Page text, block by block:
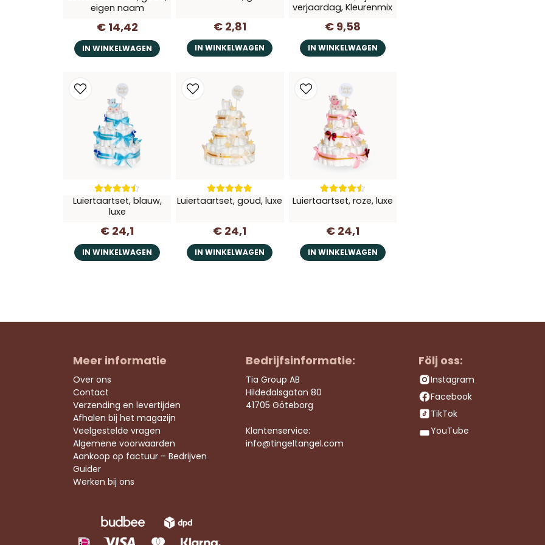
eigen naam
€ 14,42
IN WINKELWAGEN
€ 2,81
IN WINKELWAGEN
verjaardag, Kleurenmix
€ 9,58
IN WINKELWAGEN
Luiertaartset, blauw,
luxe
€ 24,1
IN WINKELWAGEN
Luiertaartset, goud, luxe
€ 24,1
IN WINKELWAGEN
Luiertaartset, roze, luxe
€ 24,1
IN WINKELWAGEN
Meer informatie
Over ons
Contact
Verzending en levertijden
Afhalen bij het magazijn
Veelgestelde vragen
Algemene voorwaarden
Aankoop op factuur – Bedrijven
Guider
Werken bij ons
Bedrijfsinformatie:
Tia Group AB
Hildedalsgatan 80
41705 Göteborg
Klantenservice:
info@tingeltangel.com
Följ oss:
Instagram
Facebook
TikTok
YouTube